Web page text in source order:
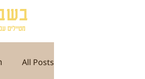
מטיילים
All Posts